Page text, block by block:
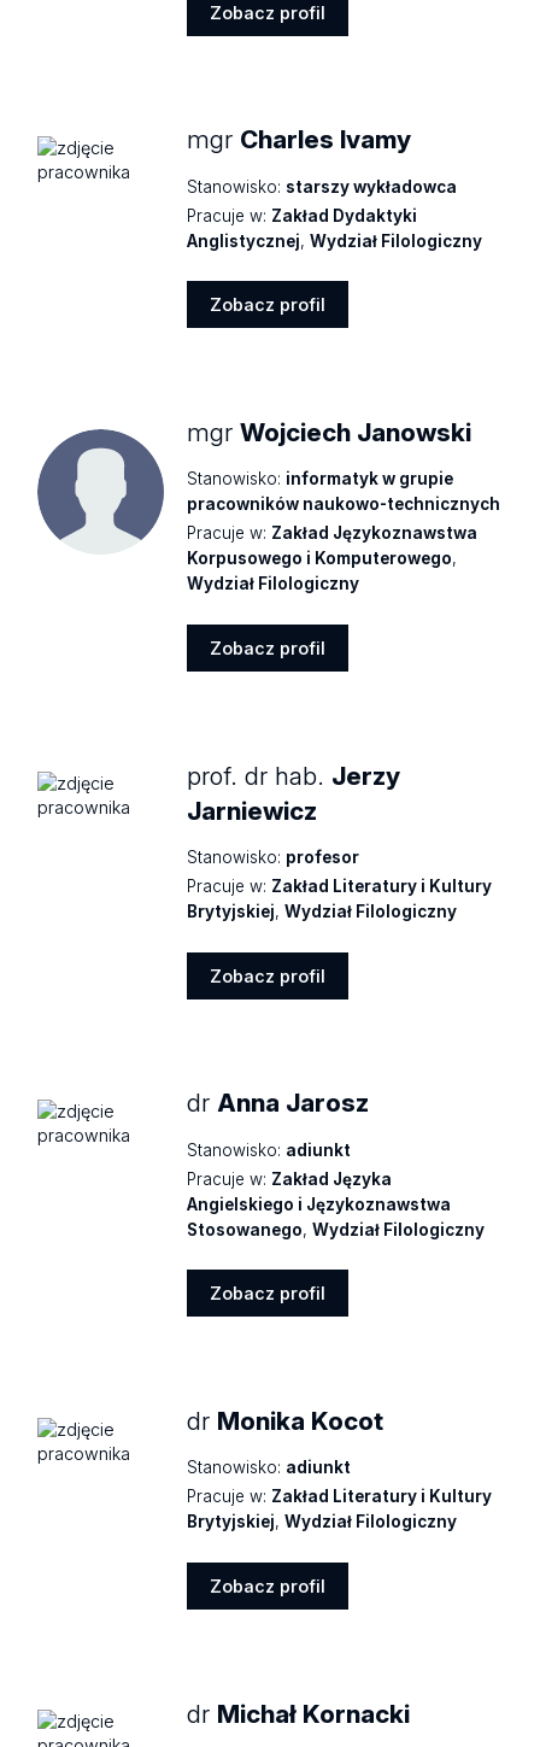
Zobacz profil
mgr Charles Ivamy
Stanowisko: starszy wykładowca
Pracuje w: Zakład Dydaktyki
Anglistycznej,Wydział Filologiczny
Zobacz profil
mgrWojciech Janowski
Stanowisko: informatyk w grupie
pracowników naukowo-technicznych
Pracuje w: Zakład Językoznawstwa
Korpusowego i Komputerowego,
Wydział Filologiczny
Zobacz profil
prof. dr hab. Jerzy
Jarniewicz
Stanowisko: profesor
Pracuje w: Zakład Literatury i Kultury
Brytyjskiej,Wydział Filologiczny
Zobacz profil
drAnna Jarosz
Stanowisko: adiunkt
Pracuje w: Zakład Języka
Angielskiego i Językoznawstwa
Stosowanego,Wydział Filologiczny
Zobacz profil
dr Monika Kocot
Stanowisko: adiunkt
Pracuje w: Zakład Literatury i Kultury
Brytyjskiej,Wydział Filologiczny
Zobacz profil
dr Michał Kornacki